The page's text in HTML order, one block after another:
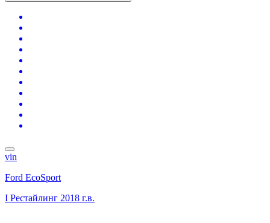
vin
Ford EcoSport
I Рестайлинг 2018 г.в.